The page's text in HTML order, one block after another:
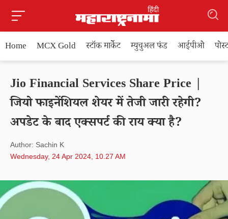
Home MCX Gold स्टॉक मार्केट म्युचुअल फंड आईपीओ
Jio Financial Services Share Price |
जियो फाइनेंशियल शेयर में तेजी जारी रहेगी?
अपडेट के बाद एक्सपर्ट की राय क्या है?
Author: Sachin K
Wednesday, 24 Apr 2024, 10.27 AM